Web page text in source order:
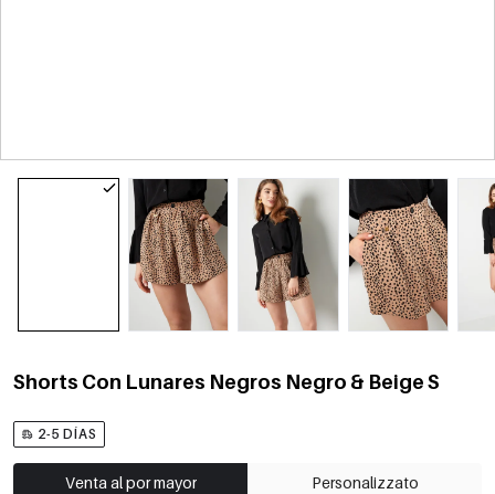
Shorts Con Lunares Negros Negro & Beige S
2-5 DÍAS
Venta al por mayor Personalizzato